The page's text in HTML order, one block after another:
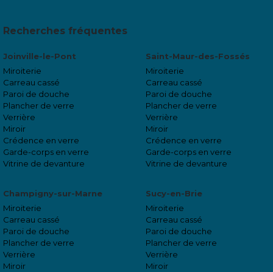
Recherches fréquentes
Joinville-le-Pont
Miroiterie
Carreau cassé
Paroi de douche
Plancher de verre
Verrière
Miroir
Crédence en verre
Garde-corps en verre
Vitrine de devanture
Saint-Maur-des-Fossés
Miroiterie
Carreau cassé
Paroi de douche
Plancher de verre
Verrière
Miroir
Crédence en verre
Garde-corps en verre
Vitrine de devanture
Champigny-sur-Marne
Miroiterie
Carreau cassé
Paroi de douche
Plancher de verre
Verrière
Miroir
Sucy-en-Brie
Miroiterie
Carreau cassé
Paroi de douche
Plancher de verre
Verrière
Miroir